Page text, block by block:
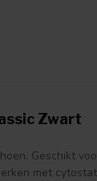
Zwart
Geschikt
met